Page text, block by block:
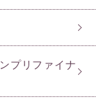
プリファイナ